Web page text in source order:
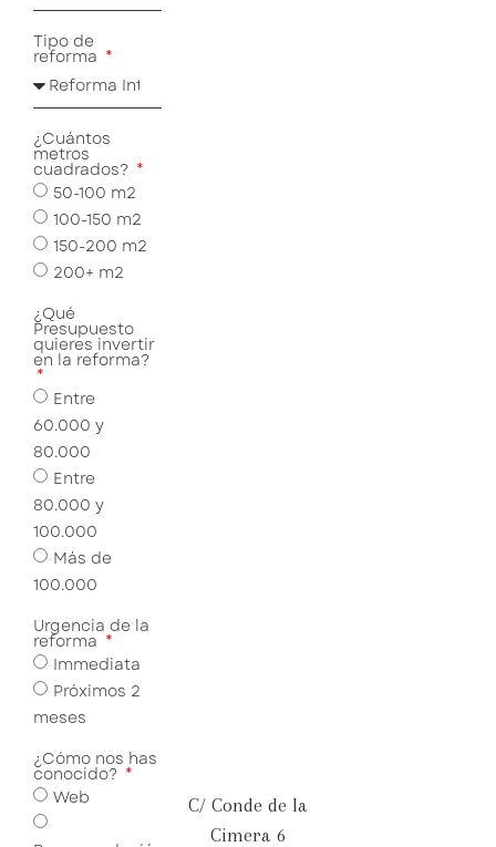
Tipo de
reforma
¿Cuántos
metros
cuadrados?
50-100 m2
100-150 m2
150-200 m2
200+ m2
¿Qué
Presupuesto
quieres invertir
en la reforma?
Entre
60.000 y
80.000
Entre
80.000 y
100.000
Más de
100.000
Urgencia de la
reforma
Immediata
Próximos 2
meses
¿Cómo nos has
conocido?
Web
C/ Conde de la
Cimera 6